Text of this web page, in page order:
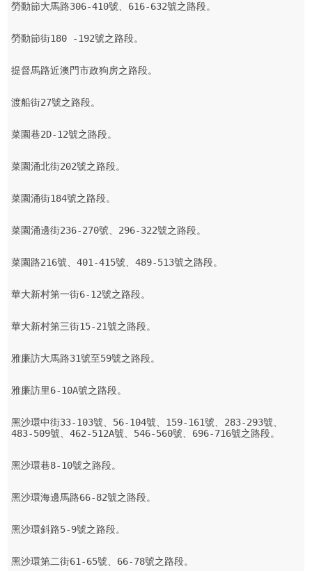
勞動節大馬路306-410號、616-632號之路段。
勞動節街180 -192號之路段。
提督馬路近澳門市政狗房之路段。
渡船街27號之路段。
菜園巷2D-12號之路段。
菜園涌北街202號之路段。
菜園涌街184號之路段。
菜園涌邊街236-270號、296-322號之路段。
菜園路216號、401-415號、489-513號之路段。
華大新村第一街6-12號之路段。
華大新村第三街15-21號之路段。
雅廉訪大馬路31號至59號之路段。
雅廉訪里6-10A號之路段。
黑沙環中街33-103號、56-104號、159-161號、283-293號、
483-509號、462-512A號、546-560號、696-716號之路段。
黑沙環巷8-10號之路段。
黑沙環海邊馬路66-82號之路段。
黑沙環斜路5-9號之路段。
黑沙環第二街61-65號、66-78號之路段。